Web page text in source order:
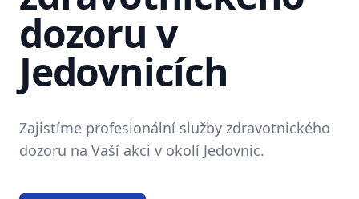
dozoru v
Jedovnicích
Zajistíme profesionální služby zdravotnického
dozoru na Vaší akci v okolí Jedovnic.